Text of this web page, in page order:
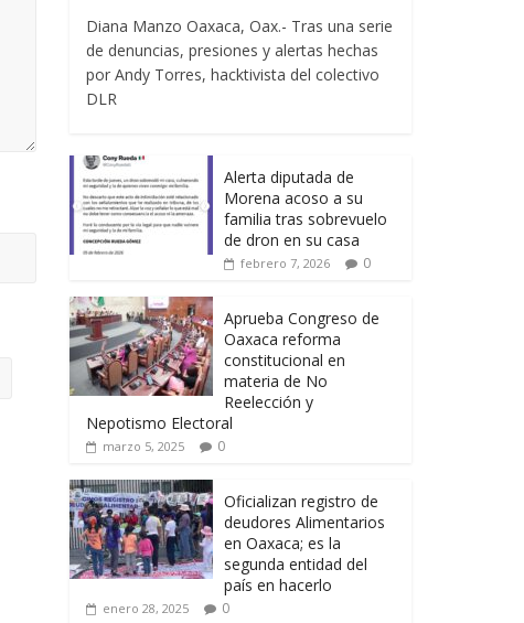
Diana Manzo Oaxaca, Oax.- Tras una serie
de denuncias, presiones y alertas hechas
por Andy Torres, hacktivista del colectivo
DLR
Alerta diputada de
Morena acoso a su
familia tras sobrevuelo
de dron en su casa
febrero 7, 2026 0
Aprueba Congreso de
Oaxaca reforma
constitucional en
materia de No
Reelección y
Nepotismo Electoral
marzo 5, 2025 0
Oficializan registro de
deudores Alimentarios
en Oaxaca; es la
segunda entidad del
país en hacerlo
enero 28, 2025 0